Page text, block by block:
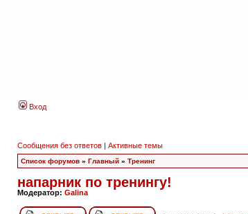
Вход
Сообщения без ответов | Активные темы
Список форумов » Главный » Тренинг
напарник по тренингу!
Модератор: Galina